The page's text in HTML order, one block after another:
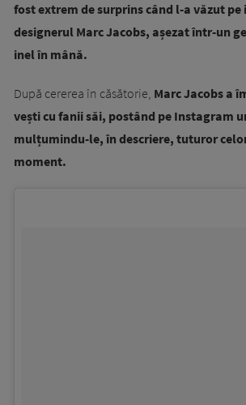
fost extrem de surprins când l-a văzut
designerul Marc Jacobs, așezat într-un
inel în mână.
După cererea în căsătorie, Marc Jacobs a
vești cu fanii săi, postând pe Instagram
mulțumindu-le, în descriere, tuturor
moment.